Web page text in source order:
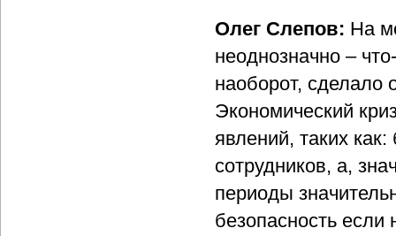
Олег Слепов: На
неоднозначно –
наоборот, сделало
Экономический
явлений, таких
сотрудников, а,
периоды
безопасность если